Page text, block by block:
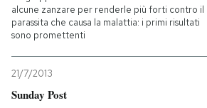
alcune zanzare per renderle più forti contro il
parassita che causa la malattia: i primi risultati
sono promettenti
21/7/2013
Sunday Post